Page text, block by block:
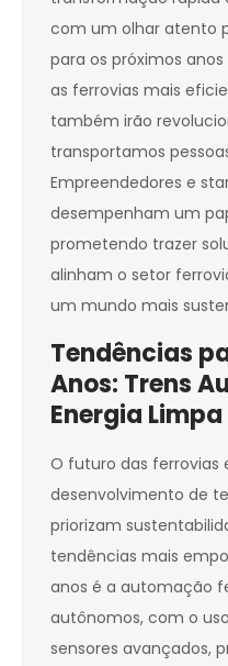
com um olhar atento
para os próximos
as ferrovias mais
também irão
transportamos
Empreendedores e
desempenham um
prometendo trazer
alinham o setor
um mundo mais
Tendências
Anos: Trens
Energia Limpa
O futuro das
desenvolvimento de
priorizam
tendências mais
anos é a automação
autônomos, com o
sensores avançados,